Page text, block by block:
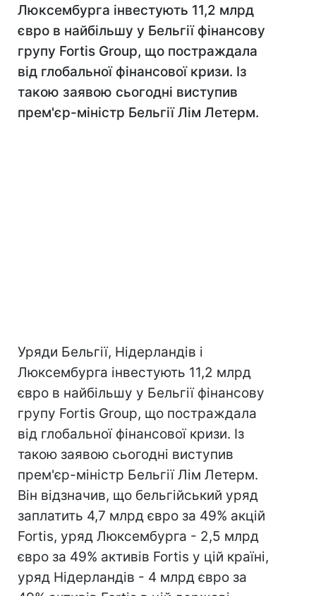
Люксембурга інвестують 11,2 млрд
євро в найбільшу у Бельгії фінансову
групу Fortis Group, що постраждала
від глобальної фінансової кризи. Із
такою заявою сьогодні виступив
прем'єр-міністр Бельгії Лім Летерм.
Уряди Бельгії, Нідерландів і
Люксембурга інвестують 11,2 млрд
євро в найбільшу у Бельгії фінансову
групу Fortis Group, що постраждала
від глобальної фінансової кризи. Із
такою заявою сьогодні виступив
прем'єр-міністр Бельгії Лім Летерм.
Він відзначив, що бельгійський уряд
заплатить 4,7 млрд євро за 49% акцій
Fortis, уряд Люксембурга - 2,5 млрд
євро за 49% активів Fortis у цій країні,
уряд Нідерландів - 4 млрд євро за